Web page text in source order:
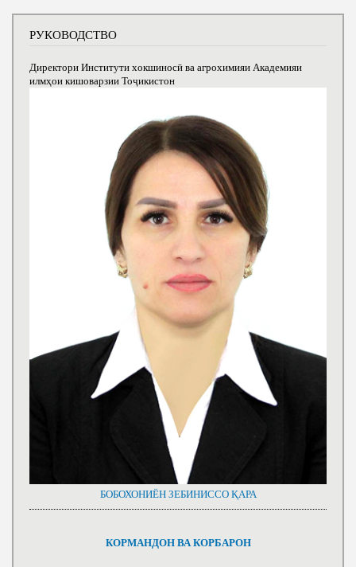
РУКОВОДСТВО
Директори Институти хокшиносӣ ва агрохимияи Академияи
илмҳои кишоварзии Тоҷикистон
БОБОХОНИЁН ЗЕБИНИССО ҚАРА
КОРМАНДОН ВА КОРБАРОН